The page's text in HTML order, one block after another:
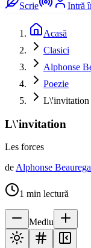
Scrie Intră
Acasă
Clasici
Alphonse
Poezie
L\'invitation
L\'invitation
Les forces
deAlphonse
1 min lectură
Mediu